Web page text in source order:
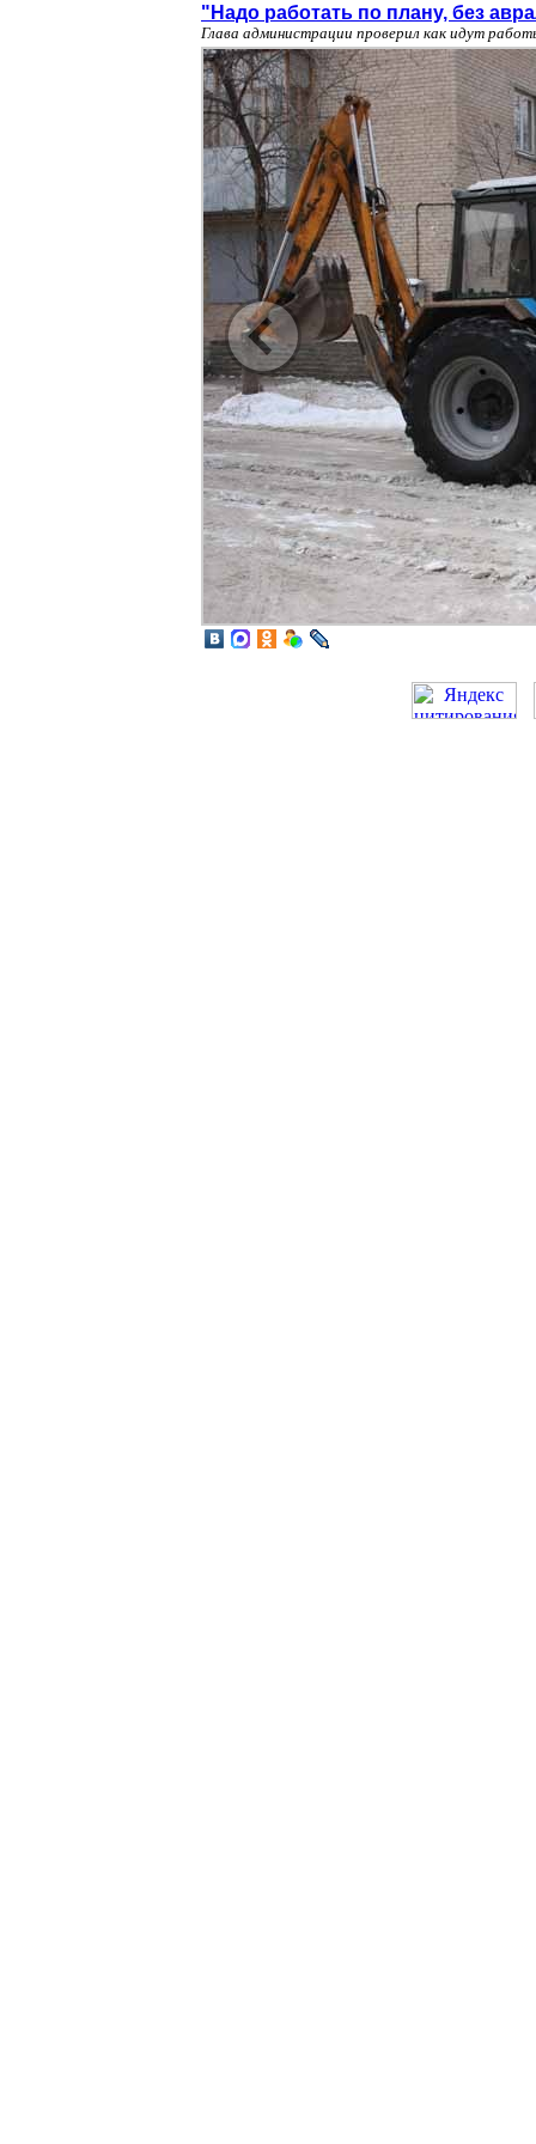
"Надо работать по плану, без
Глава администрации проверил как идут